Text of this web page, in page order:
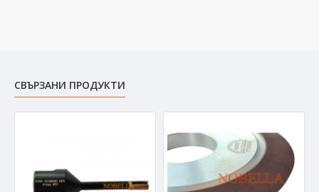
СВЪРЗАНИ ПРОДУКТИ